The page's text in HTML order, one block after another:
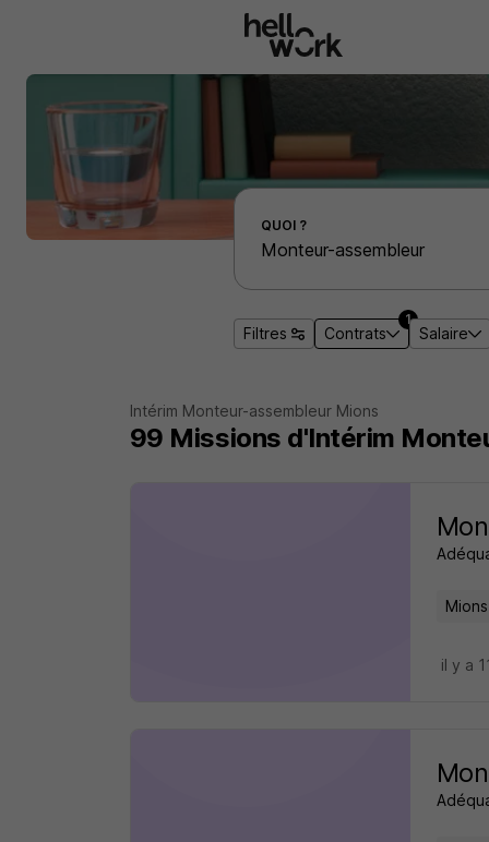
Effectuer une recherche d'emploi par localité
QUOI ?
Filtres Contrats
1
Salaire
Intérim Monteur-assembleur Mions
99 Missions d'Intérim
il y a